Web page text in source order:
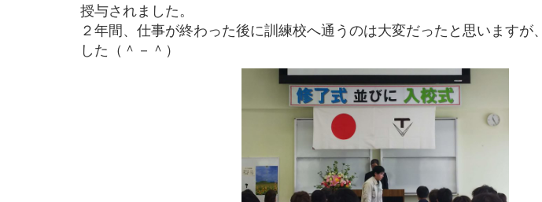
授与されました。
２年間、仕事が終わった後に訓練校へ通うのは大変だったと思いますが
した（＾－＾）